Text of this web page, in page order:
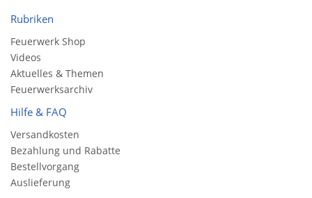
Rubriken
Feuerwerk Shop
Videos
Aktuelles & Themen
Feuerwerksarchiv
Hilfe & FAQ
Versandkosten
Bezahlung und Rabatte
Bestellvorgang
Auslieferung